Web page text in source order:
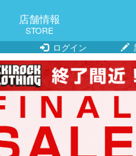
店舗情報
STORE
ログイン